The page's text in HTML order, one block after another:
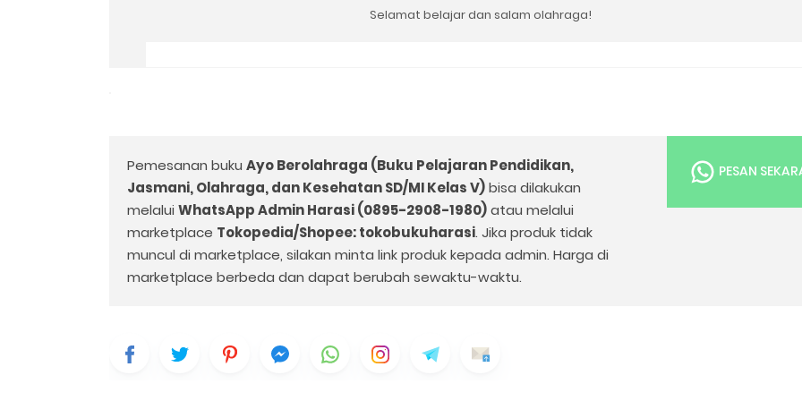
Selamat belajar dan salam olahraga!⁣
Pemesanan buku Ayo Berolahraga (Buku Pelajaran Pendidikan,
Jasmani, Olahraga, dan Kesehatan SD/MI Kelas V)bisa dilakukan
melalui WhatsApp Admin Harasi (0895-2908-1980)atau melalui
marketplace Tokopedia/Shopee: tokobukuharasi. Jika produk tidak
muncul di marketplace, silakan minta link produk kepada admin. Harga di
marketplace berbeda dan dapat berubah sewaktu-waktu.
PESAN